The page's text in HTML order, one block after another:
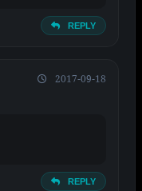
REPLY
2017-09-18
REPLY